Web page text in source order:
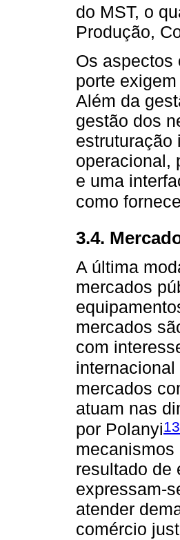
do MST, o
Produção,
Os aspectos
porte
Além da
gestão dos
estruturação
operacional,
e uma
como
3.4.
A última
mercados
mercados
com
mercados
atuam nas
por Polanyi13
resultado de
expressam-
atender
comércio